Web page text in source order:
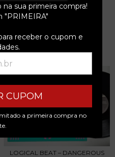
sua primeira compra!
"PRIMEIRA"
receber o cupom e
CUPOM
a primeira compra no
ALBITA – NO SE PARECE A
NADA LP MAXI SIN...
3 x deR$43,33 sem juros
LOGICAL BEAT – DANGEROUS